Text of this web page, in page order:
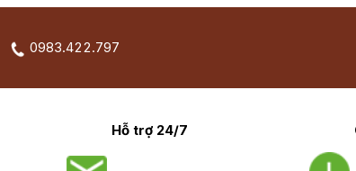
0983.422.797
Hỗ trợ 24/7